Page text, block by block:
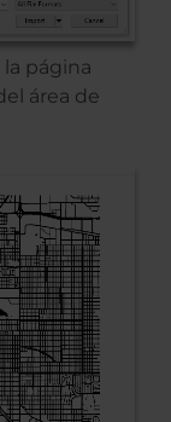
página
área de